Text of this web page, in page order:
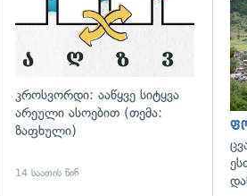
კროსვორდი: ააწყვე სიტყვა
არეული ასოებით (თემა:
ზაფხული)
14 საათის წინ